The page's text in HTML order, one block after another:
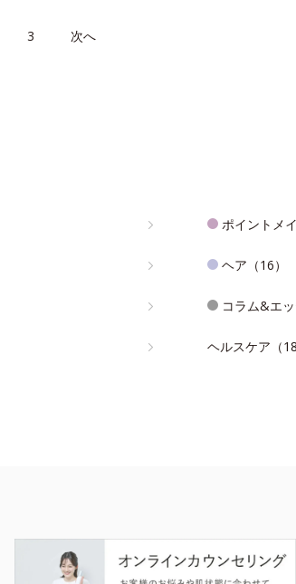
3 次へ
ポイントメ
ヘア（16）
コラム&エッ
ヘルスケア（18